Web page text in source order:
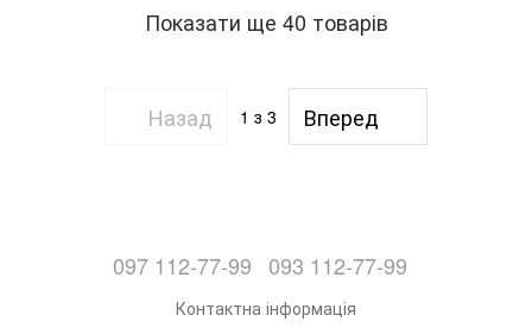
Показати ще 40 товарів
Назад 1 з 3 Вперед
097 112-77-99 093 112-77-99
Контактна інформація